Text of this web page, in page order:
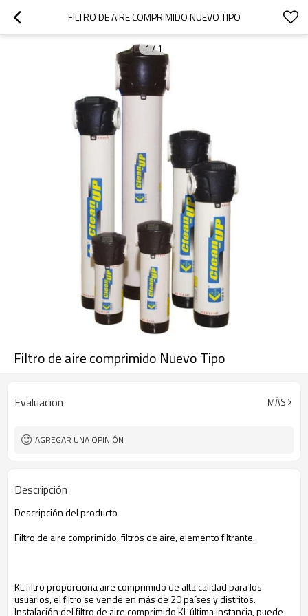
FILTRO DE AIRE COMPRIMIDO NUEVO TIPO
1/1
Filtro de aire comprimido Nuevo Tipo
Evaluacion MÁS
AGREGAR UNA OPINIÓN
Descripción
Descripción del producto
Filtro de aire comprimido, filtros de aire, elemento filtrante.
KLfiltro proporcionaairecomprimido de alta calidadpara los
usuarios, el filtro se vende en másde 20 paísesy distritos.
Instalacióndel filtro de airecomprimidoKLúltima instancia, puede